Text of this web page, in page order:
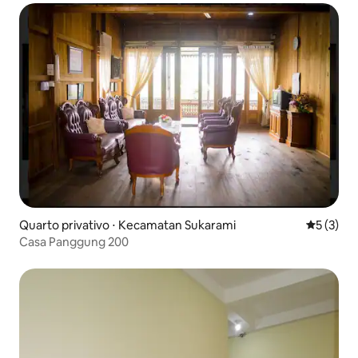
Quarto privativo ⋅ Kecamatan Sukarami 5 de
5 (3)
Casa Panggung 200